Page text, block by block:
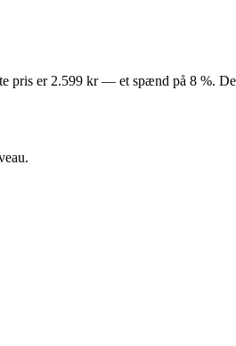
pris er 2.599 kr — et spænd på 8 %.